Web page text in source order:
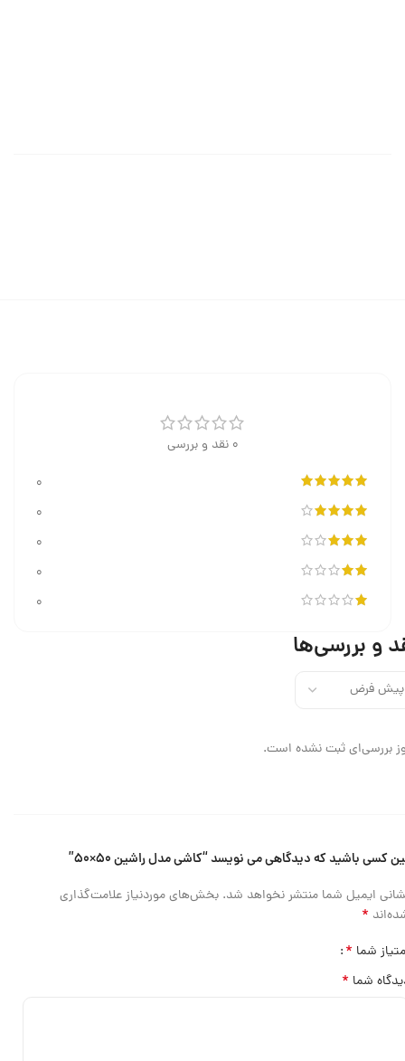
0 نقد و بررسی
0
0
0
0
0
و بررسی‌ها
بررسی‌ای ثبت نشده است.
کسی باشید که دیدگاهی می نویسد “کاشی مدل راشین ۵۰×۵۰”
ایمیل شما منتشر نخواهد شد. بخش‌های موردنیاز علامت‌گذاری
*
شما *
شما *